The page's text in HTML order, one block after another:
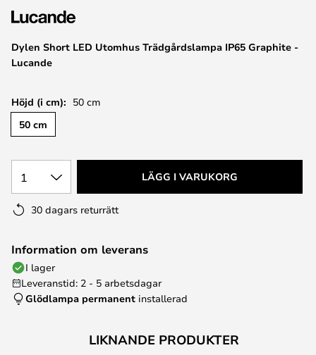
Dylen Short LED Utomhus Trädgårdslampa IP65 Graphite -
Lucande
Höjd (i cm): 50 cm
50 cm
1 LÄGG I VARUKORG
30 dagars returrätt
Information om leverans
I lager
Leveranstid: 2 - 5 arbetsdagar
Glödlampa permanent installerad
LIKNANDE PRODUKTER